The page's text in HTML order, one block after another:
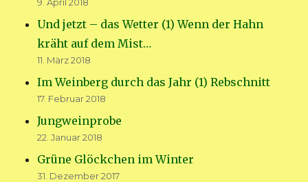
Und jetzt – das Wetter (1) Wenn der Hahn
kräht auf dem Mist…
11. März 2018
Im Weinberg durch das Jahr (1) Rebschnitt
17. Februar 2018
Jungweinprobe
22. Januar 2018
Grüne Glöckchen im Winter
31. Dezember 2017